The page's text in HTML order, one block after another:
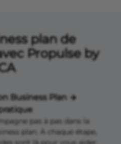
plan de
Propulse by
Business Plan
pas à pas dans la
plan. À chaque étape,